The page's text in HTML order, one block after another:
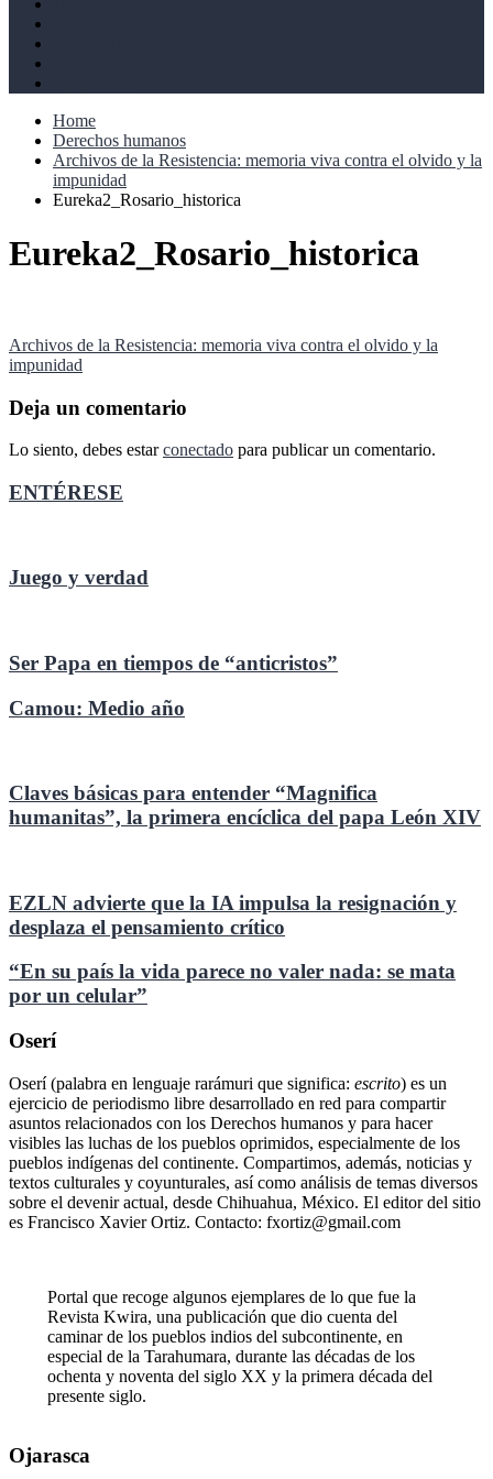
Home
Derechos humanos
Archivos de la Resistencia: memoria viva contra el olvido y la
impunidad
Eureka2_Rosario_historica
Eureka2_Rosario_historica
Navegación
de
entradas
Archivos de la Resistencia: memoria viva contra el olvido y la
impunidad
Deja un comentario
Lo siento, debes estarconectado para publicar un comentario.
ENTÉRESE
Juego y verdad
Ser Papa en tiempos de “anticristos”
Camou: Medio año
Claves básicas para entender “Magnifica
humanitas”, la primera encíclica del papa León XIV
EZLN advierte que la IA impulsa la resignación y
desplaza el pensamiento crítico
“En su país la vida parece no valer nada: se mata
por un celular”
Oserí
Oserí (palabra en lenguaje rarámuri que significa: escrito) es un
ejercicio de periodismo libre desarrollado en red para compartir
asuntos relacionados con los Derechos humanos y para hacer
visibles las luchas de los pueblos oprimidos, especialmente de los
pueblos indígenas del continente. Compartimos, además, noticias y
textos culturales y coyunturales, así como análisis de temas diversos
sobre el devenir actual, desde Chihuahua, México. El editor del sitio
es Francisco Xavier Ortiz. Contacto: fxortiz@gmail.com
Portal que recoge algunos ejemplares de lo que fue la
Revista Kwira, una publicación que dio cuenta del
caminar de los pueblos indios del subcontinente, en
especial de la Tarahumara, durante las décadas de los
ochenta y noventa del siglo XX y la primera década del
presente siglo.
Ojarasca